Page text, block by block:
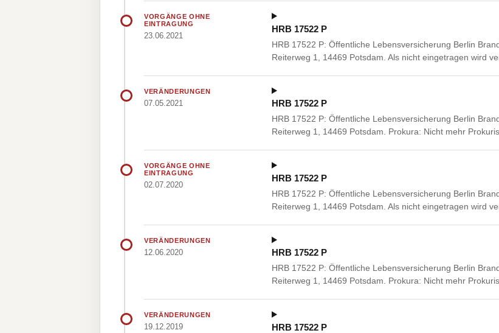
VORGÄNGE OHNE
EINTRAGUNG
23.06.2021
HRB 17522 P
HRB 17522 P: Öffentliche Lebensversicherung Berlin
Reiterweg 1, 14469 Potsdam. Als nicht eingetragen wird
VERÄNDERUNGEN
07.05.2021 HRB 17522 P
HRB 17522 P: Öffentliche Lebensversicherung Berlin
Reiterweg 1, 14469 Potsdam. Prokura: Nicht mehr
VORGÄNGE OHNE
EINTRAGUNG
02.07.2020
HRB 17522 P
HRB 17522 P: Öffentliche Lebensversicherung Berlin
Reiterweg 1, 14469 Potsdam. Als nicht eingetragen wird
VERÄNDERUNGEN
12.06.2020 HRB 17522 P
HRB 17522 P: Öffentliche Lebensversicherung Berlin
Reiterweg 1, 14469 Potsdam. Prokura: Nicht mehr
VERÄNDERUNGEN
19.12.2019 HRB 17522 P